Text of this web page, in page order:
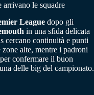
le squadre
League dopo gli
in una sfida delicata
cercano continuità e punti
alte, mentre i padroni
confermare il buon
delle big del campionato.